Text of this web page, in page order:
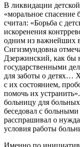
В ликвидации
«моральное спасение
считал: «Борьба с
искоренения
одним из важнейших
Сигизмундовна
Дзержинский, как бы
государственными
для заботы о детях…
с их состоянием,
помочь их
больницу для
беседовал с
расспрашивал о
условия работы
Именно по